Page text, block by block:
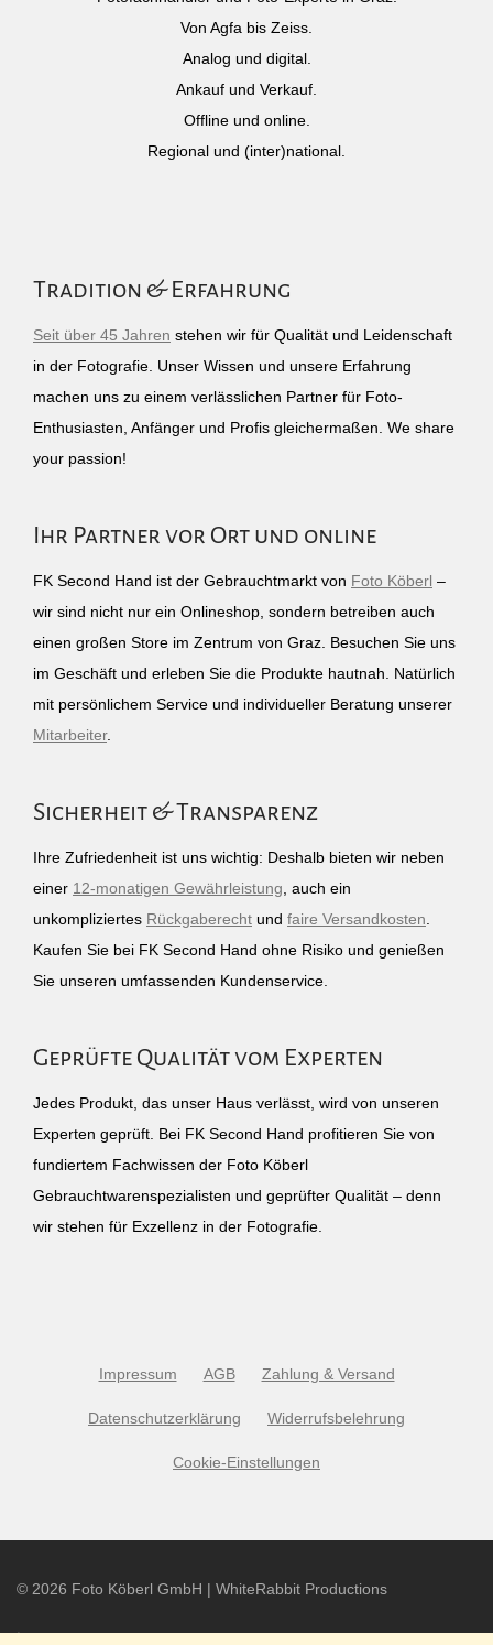
Von Agfa bis Zeiss.
Analog und digital.
Ankauf und Verkauf.
Offline und online.
Regional und (inter)national.
Tradition & Erfahrung
Seit über 45 Jahren stehen wir für Qualität und Leidenschaft
in der Fotografie. Unser Wissen und unsere Erfahrung
machen uns zu einem verlässlichen Partner für Foto-
Enthusiasten, Anfänger und Profis gleichermaßen. We share
your passion!
Ihr Partner vor Ort und online
FK Second Hand ist der Gebrauchtmarkt von Foto Köberl –
wir sind nicht nur ein Onlineshop, sondern betreiben auch
einen großen Store im Zentrum von Graz. Besuchen Sie uns
im Geschäft und erleben Sie die Produkte hautnah. Natürlich
mit persönlichem Service und individueller Beratung unserer
Mitarbeiter.
Sicherheit & Transparenz
Ihre Zufriedenheit ist uns wichtig: Deshalb bieten wir neben
einer 12-monatigen Gewährleistung , auch ein
unkompliziertes Rückgaberecht und faire Versandkosten
Kaufen Sie bei FK Second Hand ohne Risiko und genießen
Sie unseren umfassenden Kundenservice.
Geprüfte Qualität vom Experten
Jedes Produkt, das unser Haus verlässt, wird von unseren
Experten geprüft. Bei FK Second Hand profitieren Sie von
fundiertem Fachwissen der Foto Köberl
Gebrauchtwarenspezialisten und geprüfter Qualität – denn
wir stehen für Exzellenz in der Fotografie.
Impressum AGB Zahlung & Versand
Datenschutzerklärung Widerrufsbelehrung
Cookie-Einstellungen
© 2026 Foto Köberl GmbH | WhiteRabbit Productions